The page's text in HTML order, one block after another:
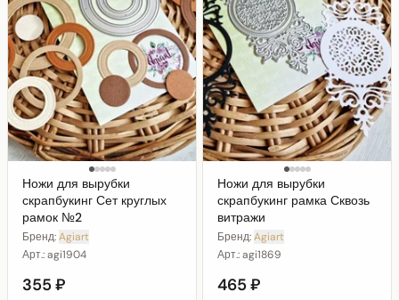
Ножи для вырубки
скрапбукинг Сет круглых
рамок №2
Бренд:Agiart
Арт.:agi1904
355 ₽
Ножи для вырубки
скрапбукинг рамка Сквозь
витражи
Бренд:Agiart
Арт.:agi1869
465 ₽